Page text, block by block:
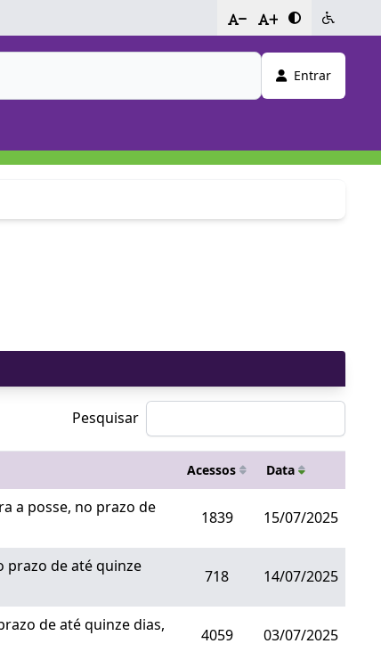
- +
Entrar
Pesquisar
Acessos Data
a posse, no prazo de
1839 15/07/2025
prazo de até quinze
718 14/07/2025
de até quinze dias,
4059 03/07/2025